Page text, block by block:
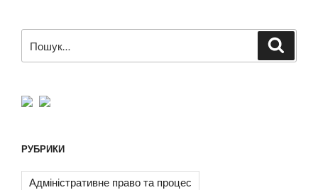
за
РУБРИКИ
Адміністративне право та процес